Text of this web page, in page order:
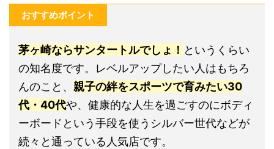
おすすめポイント
茅ヶ崎ならサンタートルでしょ！ というくらい
の知名度です。レベルアップしたい人はもちろ
んのこと、 親子の絆をスポーツで育みたい30
代・40代や、健康的な人生を過ごすのにボディ
ーボードという手段を使うシルバー世代などが
続々と通っている人気店です。